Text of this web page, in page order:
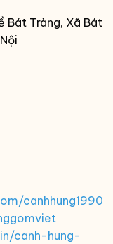
Bát Tràng, Xã Bát
canhhung1990
canh-hung-